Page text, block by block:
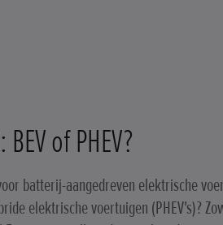
of PHEV?
batterij-aangedreven elektrische
elektrische voertuigen (PHEV's)?